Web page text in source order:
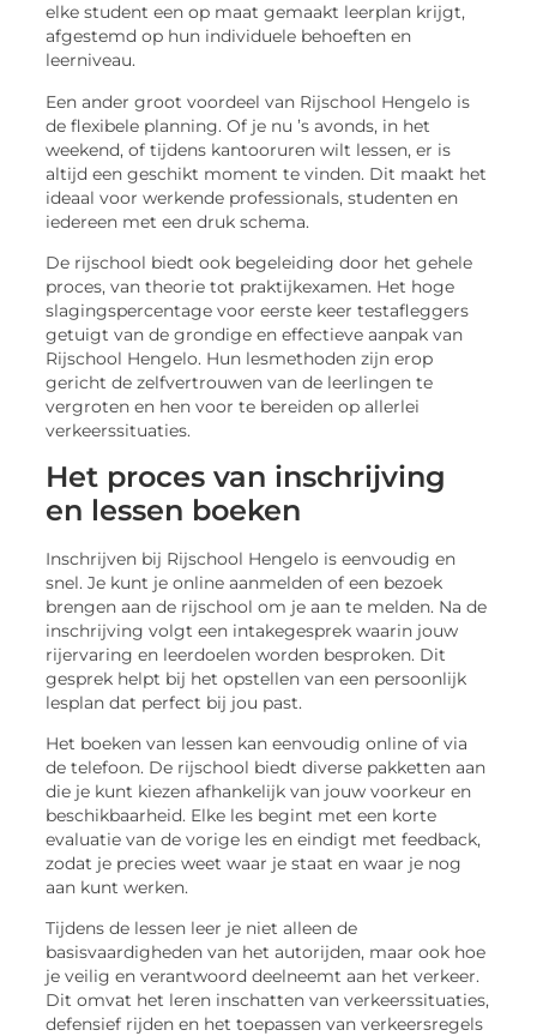
elke student een op maat gemaakt leerplan krijgt,
afgestemd op hun individuele behoeften en
leerniveau.
Een ander groot voordeel van Rijschool Hengelo is
de flexibele planning. Of je nu ’s avonds, in het
weekend, of tijdens kantooruren wilt lessen, er is
altijd een geschikt moment te vinden. Dit maakt het
ideaal voor werkende professionals, studenten en
iedereen met een druk schema.
De rijschool biedt ook begeleiding door het gehele
proces, van theorie tot praktijkexamen. Het hoge
slagingspercentage voor eerste keer testafleggers
getuigt van de grondige en effectieve aanpak van
Rijschool Hengelo. Hun lesmethoden zijn erop
gericht de zelfvertrouwen van de leerlingen te
vergroten en hen voor te bereiden op allerlei
verkeerssituaties.
Het proces van inschrijving
en lessen boeken
Inschrijven bij Rijschool Hengelo is eenvoudig en
snel. Je kunt je online aanmelden of een bezoek
brengen aan de rijschool om je aan te melden. Na de
inschrijving volgt een intakegesprek waarin jouw
rijervaring en leerdoelen worden besproken. Dit
gesprek helpt bij het opstellen van een persoonlijk
lesplan dat perfect bij jou past.
Het boeken van lessen kan eenvoudig online of via
de telefoon. De rijschool biedt diverse pakketten aan
die je kunt kiezen afhankelijk van jouw voorkeur en
beschikbaarheid. Elke les begint met een korte
evaluatie van de vorige les en eindigt met feedback,
zodat je precies weet waar je staat en waar je nog
aan kunt werken.
Tijdens de lessen leer je niet alleen de
basisvaardigheden van het autorijden, maar ook hoe
je veilig en verantwoord deelneemt aan het verkeer.
Dit omvat het leren inschatten van verkeerssituaties,
defensief rijden en het toepassen van verkeersregels